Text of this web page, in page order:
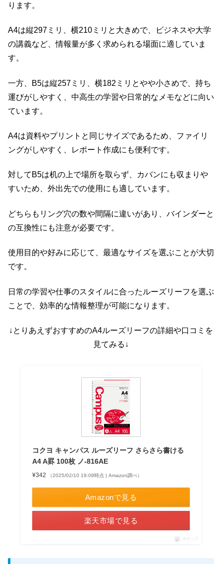
ります。
A4は縦297ミリ、横210ミリと大きめで、ビジネスや大学
の講義など、情報量が多く求められる場面に適していま
す。
一方、B5は縦257ミリ、横182ミリとやや小さめで、持ち
運びがしやすく、中高生の学習や日常的なメモなどに向い
ています。
A4は資料やプリントと同じサイズであるため、ファイリ
ングがしやすく、レポート作成にも便利です。
対してB5は机の上で場所を取らず、カバンにも収まりや
すいため、外出先での使用にも適しています。
どちらもリング穴の数や間隔に違いがあり、バインダーと
の互換性にも注意が必要です。
使用目的や好みに応じて、最適なサイズを選ぶことが大切
です。
日常の学習や仕事のスタイルに合ったルーズリーフを選ぶ
ことで、効率的な情報整理が可能になります。
↓とりあえずおすすめのA4ルーズリーフの詳細や口コミを
見てみる↓
コクヨ キャンパス ルーズリーフ さらさら書ける
A4 A罫 100枚 ノ-816AE
¥342 （2025/02/10 19:08時点 | Amazon調べ）
Amazonで見る
楽天市場で見る
ポチップ